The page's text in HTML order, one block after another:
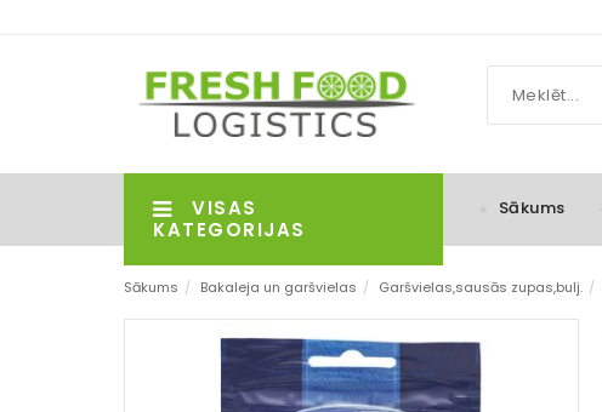
VISAS
KATEGORIJAS
Sākums
Sākums / Bakaleja un garšvielas / Garšvielas,sausās zupas,bulj. /